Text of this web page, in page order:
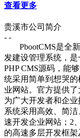
查看更多
贵溪市公司简介
- -
PbootCMS是全
发建设管理系统，
PHP CMS源码，能
统采用简单到想哭
业网站。官方提供
为广大开发者和企业
系统采用高效、简
速开发企业网站；2
的高速多层开发框